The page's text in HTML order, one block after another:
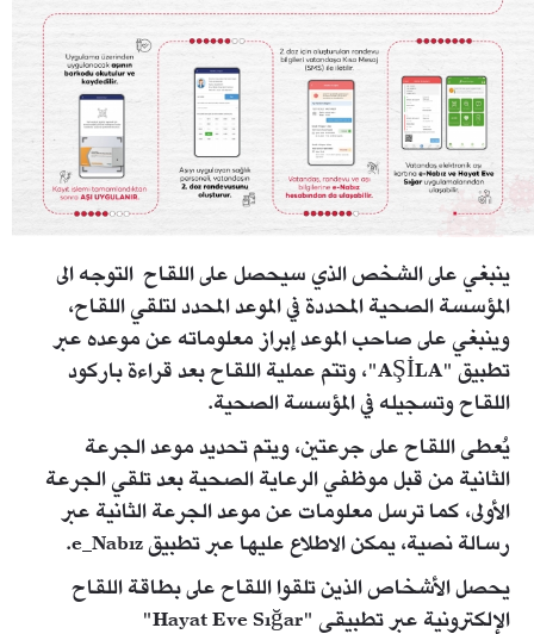
ينبغي على الشخص الذي سيحصل على اللقاح التوجه الى
المؤسسة الصحية المحددة في الموعد المحدد لتلقي اللقاح،
وينبغي على صاحب الموعد إبراز معلوماته عن موعده عبر
تطبيق "AŞİLA"، وتتم عملية اللقاح بعد قراءة باركود
اللقاح وتسجيله في المؤسسة الصحية.
يُعطى اللقاح على جرعتين، ويتم تحديد موعد الجرعة
الثانية من قبل موظفي الرعاية الصحية بعد تلقي الجرعة
الأولى، كما ترسل معلومات عن موعد الجرعة الثانية عبر
رسالة نصية، يمكن الاطلاع عليها عبر تطبيق e_Nabız.
يحصل الأشخاص الذين تلقوا اللقاح على بطاقة اللقاح
الإلكترونية عبر تطبيقي "Hayat Eve Sığar"